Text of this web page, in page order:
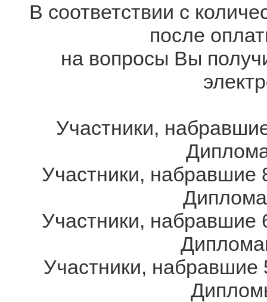
В соответствии с
после
на вопросы Вы
Участники,
Участники, набравшие
Участники, набравшие
Участники,